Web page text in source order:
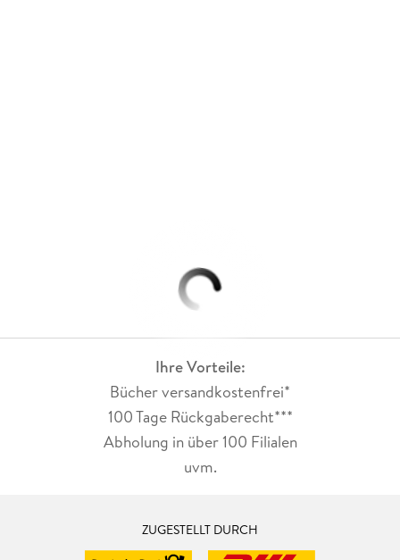
Ihre Vorteile:
Bücher versandkostenfrei*
100 Tage Rückgaberecht***
Abholung in über 100 Filialen
uvm.
ZUGESTELLT DURCH